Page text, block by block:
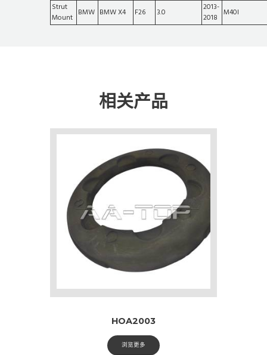
Strut
Mount BMW BMW X4 F26 3.0
2013-
2018 M40I
相关产品
HOA2003
浏览更多